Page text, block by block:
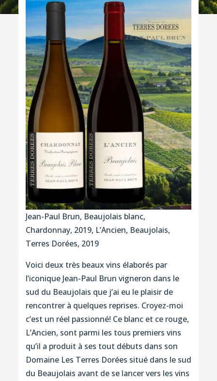
Jean-Paul Brun, Beaujolais blanc,
Chardonnay, 2019, L’Ancien, Beaujolais,
Terres Dorées, 2019
Voici deux très beaux vins élaborés par
l’iconique Jean-Paul Brun vigneron dans le
sud du Beaujolais que j’ai eu le plaisir de
rencontrer à quelques reprises. Croyez-moi
c’est un réel passionné! Ce blanc et ce rouge,
L’Ancien, sont parmi les tous premiers vins
qu’il a produit à ses tout débuts dans son
Domaine Les Terres Dorées situé dans le sud
du Beaujolais avant de se lancer vers les vins